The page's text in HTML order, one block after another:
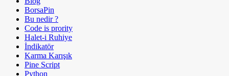
BorsaPin
Bu nedir ?
Code is prority
Halet-i Ruhiye
İndikatör
Karma Karışık
Pine Script
Python